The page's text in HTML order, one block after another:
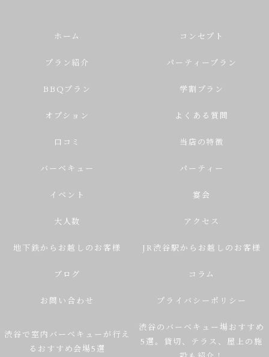
ホーム コンセプト
プラン紹介 パーティープラン
BBQプラン 学割プラン
オプション よくある質問
口コミ 当店の特徴
バーベキュー パーティー
イベント 宴会
大人数 アクセス
地下鉄からお越しのお客様 JR渋谷駅からお越しのお客様
ブログ コラム
お問い合わせ プライバシーポリシー
渋谷で室内バーベキューが行え
るおすすめ会場5選
渋谷のバーベキュー場おすすめ
5選。貸切、テラス、屋上の施